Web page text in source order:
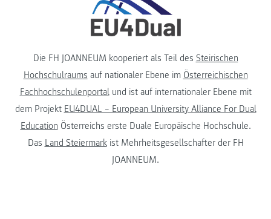
Die FH JOANNEUM kooperiert als Teil des Steirischen
Hochschulraums auf nationaler Ebene im Österreichischen
Fachhochschulenportalund ist auf internationaler Ebene mit
dem Projekt EU4DUAL – European University Alliance For Dual
Education Österreichs erste Duale Europäische Hochschule.
Das Land Steiermarkist Mehrheitsgesellschafter der FH
JOANNEUM.